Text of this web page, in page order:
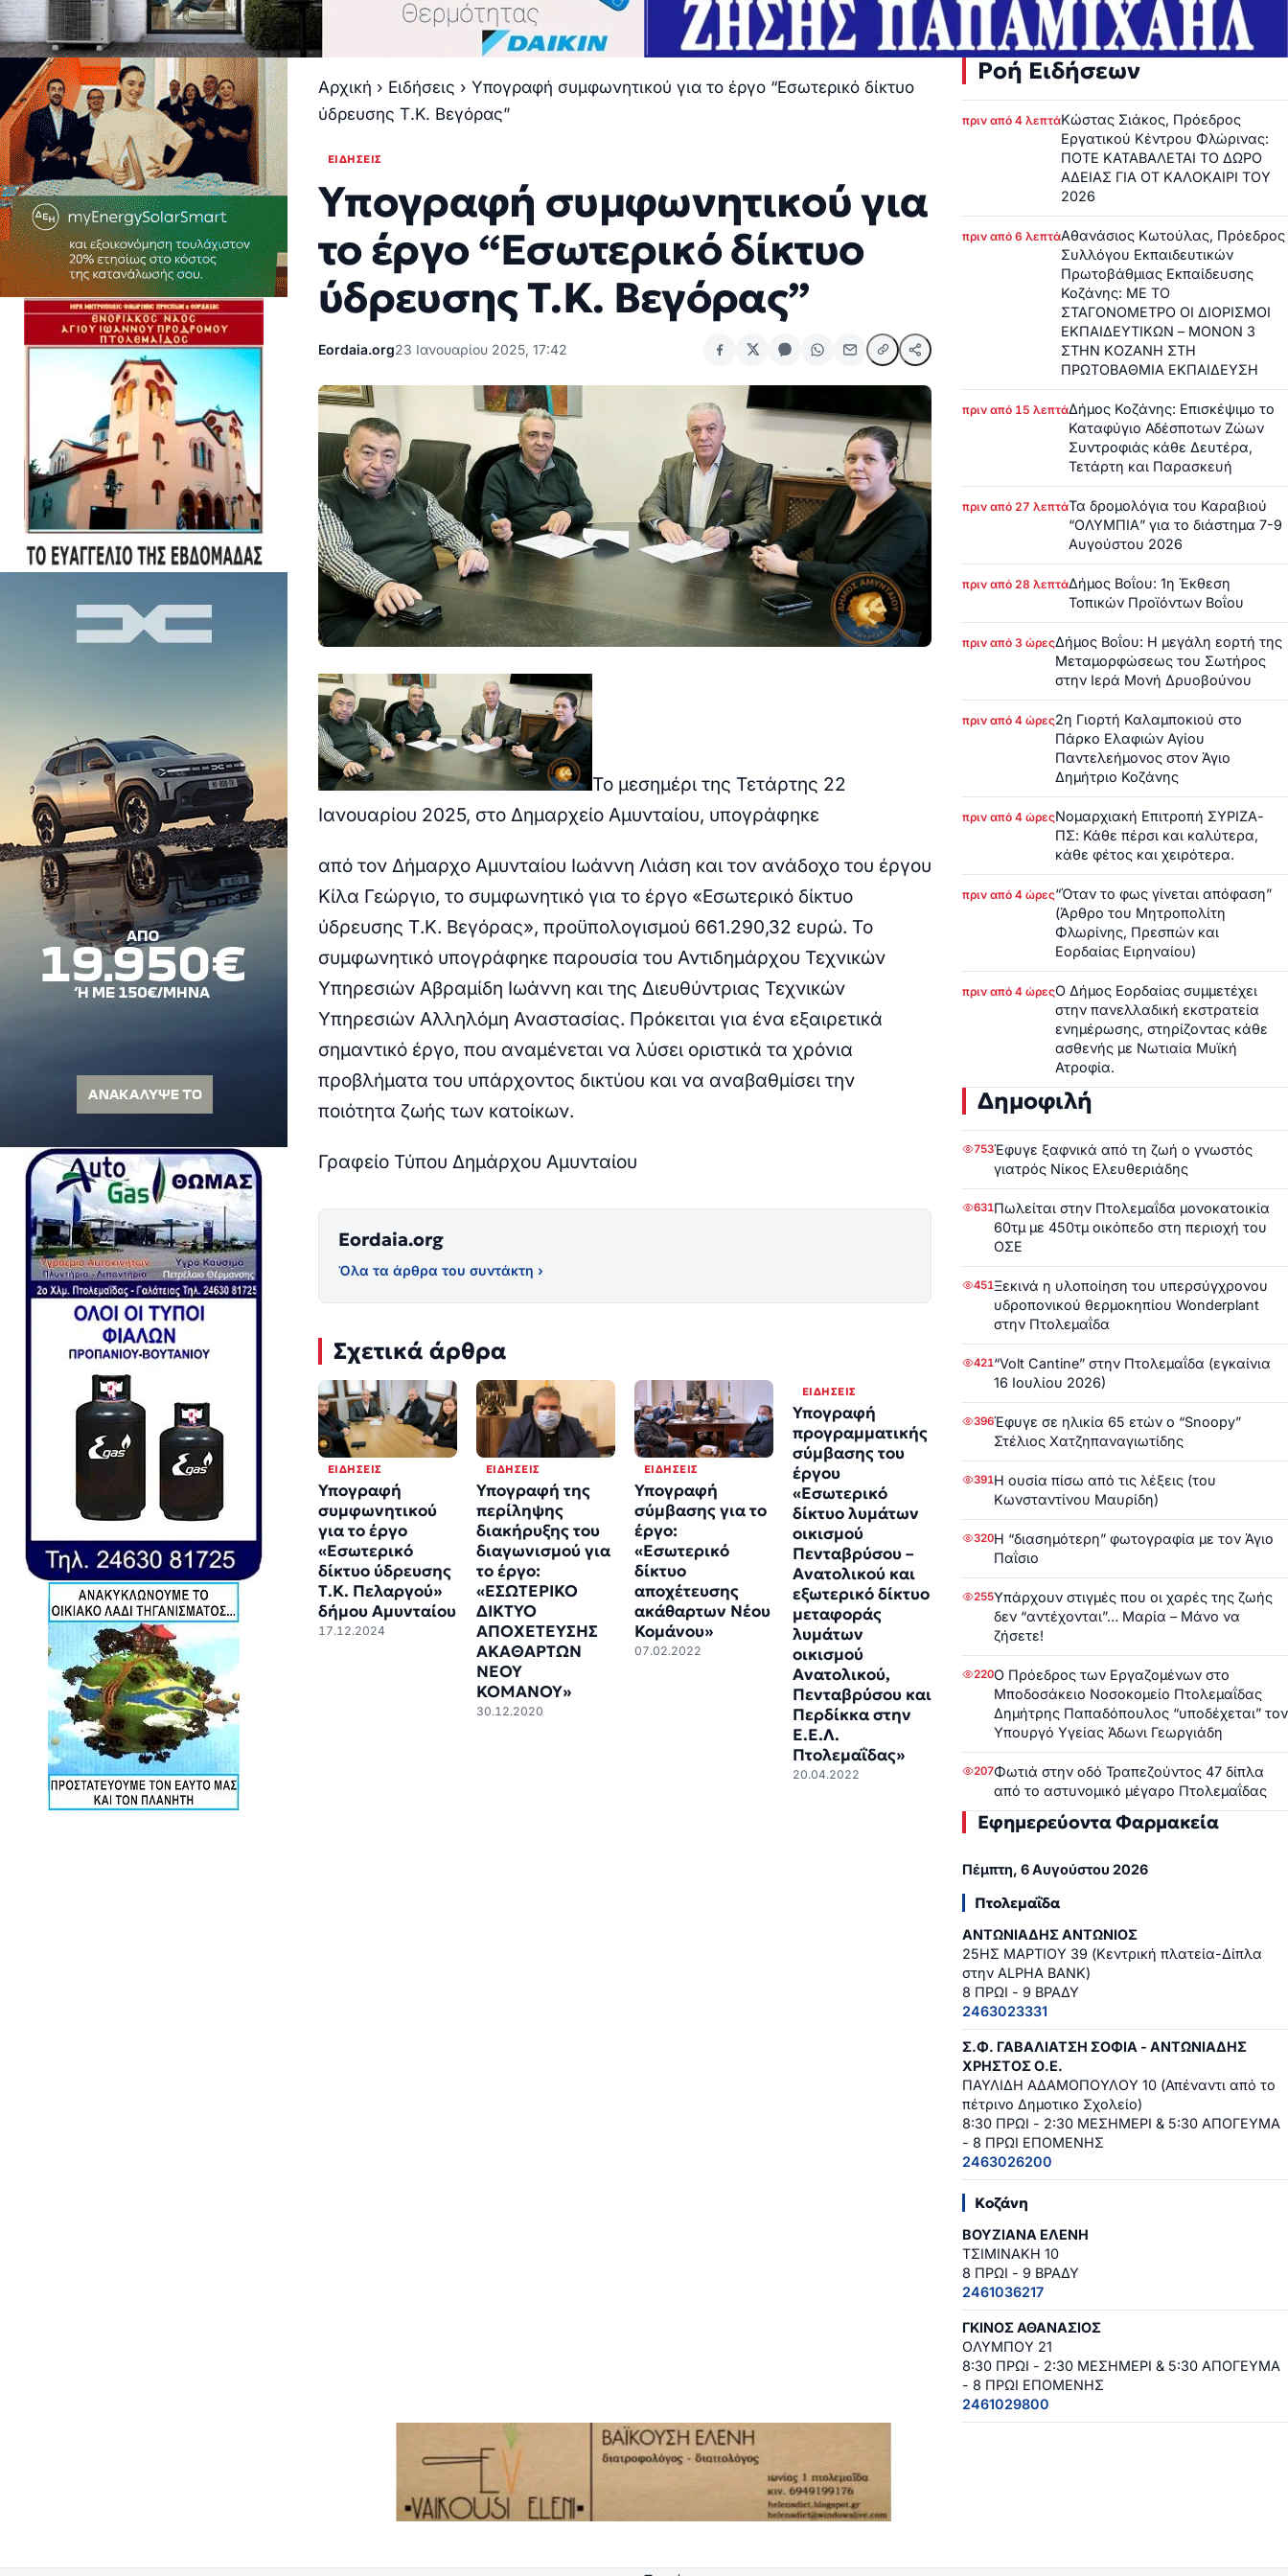
Αρχική › Ειδήσεις › Υπογραφή συμφωνητικού για το έργο “Εσωτερικό δίκτυο
ύδρευσης Τ.Κ. Βεγόρας”
ΕΙΔΉΣΕΙΣ
Υπογραφή συμφωνητικού για
το έργο “Εσωτερικό δίκτυο
ύδρευσης Τ.Κ. Βεγόρας”
Eordaia.org23 Ιανουαρίου 2025, 17:42
Το μεσημέρι της Τετάρτης 22
Ιανουαρίου 2025, στο Δημαρχείο Αμυνταίου, υπογράφηκε
από τον Δήμαρχο Αμυνταίου Ιωάννη Λιάση και τον ανάδοχο του έργου
Κίλα Γεώργιο, το συμφωνητικό για το έργο «Εσωτερικό δίκτυο
ύδρευσης Τ.Κ. Βεγόρας», προϋπολογισμού 661.290,32 ευρώ. Το
συμφωνητικό υπογράφηκε παρουσία του Αντιδημάρχου Τεχνικών
Υπηρεσιών Αβραμίδη Ιωάννη και της Διευθύντριας Τεχνικών
Υπηρεσιών Αλληλόμη Αναστασίας. Πρόκειται για ένα εξαιρετικά
σημαντικό έργο, που αναμένεται να λύσει οριστικά τα χρόνια
προβλήματα του υπάρχοντος δικτύου και να αναβαθμίσει την
ποιότητα ζωής των κατοίκων.
Γραφείο Τύπου Δημάρχου Αμυνταίου
Eordaia.org
Όλα τα άρθρα του συντάκτη ›
Σχετικά άρθρα
ΕΙΔΉΣΕΙΣ
Υπογραφή
συμφωνητικού
για το έργο
«Εσωτερικό
δίκτυο ύδρευσης
Τ.Κ. Πελαργού»
δήμου Αμυνταίου
17.12.2024
ΕΙΔΉΣΕΙΣ
Υπογραφή της
περίληψης
διακήρυξης του
διαγωνισμού για
το έργο:
«ΕΣΩΤΕΡΙΚΟ
ΔΙΚΤΥΟ
ΑΠΟΧΕΤΕΥΣΗΣ
ΑΚΑΘΑΡΤΩΝ
ΝΕΟΥ
ΚΟΜΑΝΟΥ»
30.12.2020
ΕΙΔΉΣΕΙΣ
Υπογραφή
σύμβασης για το
έργο:
«Εσωτερικό
δίκτυο
αποχέτευσης
ακάθαρτων Νέου
Κομάνου»
07.02.2022
ΕΙΔΉΣΕΙΣ
Υπογραφή
προγραμματικής
σύμβασης του
έργου
«Εσωτερικό
δίκτυο λυμάτων
οικισμού
Πενταβρύσου –
Ανατολικού και
εξωτερικό δίκτυο
μεταφοράς
λυμάτων
οικισμού
Ανατολικού,
Πενταβρύσου και
Περδίκκα στην
Ε.Ε.Λ.
Πτολεμαΐδας»
20.04.2022
Ροή Ειδήσεων
πριν από 4 λεπτάΚώστας Σιάκος, Πρόεδρος
Εργατικού Κέντρου Φλώρινας:
ΠΟΤΕ ΚΑΤΑΒΑΛΕΤΑΙ ΤΟ ΔΩΡΟ
ΑΔΕΙΑΣ ΓΙΑ ΟΤ ΚΑΛΟΚΑΙΡΙ ΤΟΥ
2026
πριν από 6 λεπτάΑθανάσιος Κωτούλας, Πρόεδρος
Συλλόγου Εκπαιδευτικών
Πρωτοβάθμιας Εκπαίδευσης
Κοζάνης: ΜΕ ΤΟ
ΣΤΑΓΟΝΟΜΕΤΡΟ ΟΙ ΔΙΟΡΙΣΜΟΙ
ΕΚΠΑΙΔΕΥΤΙΚΩΝ – ΜΟΝΟΝ 3
ΣΤΗΝ ΚΟΖΑΝΗ ΣΤΗ
ΠΡΩΤΟΒΑΘΜΙΑ ΕΚΠΑΙΔΕΥΣΗ
πριν από 15 λεπτάΔήμος Κοζάνης: Επισκέψιμο το
Καταφύγιο Αδέσποτων Ζώων
Συντροφιάς κάθε Δευτέρα,
Τετάρτη και Παρασκευή
πριν από 27 λεπτάΤα δρομολόγια του Καραβιού
“ΟΛΥΜΠΙΑ” για το διάστημα 7-9
Αυγούστου 2026
πριν από 28 λεπτάΔήμος Βοΐου: 1η Έκθεση
Τοπικών Προϊόντων Βοΐου
πριν από 3 ώρεςΔήμος Βοΐου: Η μεγάλη εορτή της
Μεταμορφώσεως του Σωτήρος
στην Ιερά Μονή Δρυοβούνου
πριν από 4 ώρες2η Γιορτή Καλαμποκιού στο
Πάρκο Ελαφιών Αγίου
Παντελεήμονος στον Άγιο
Δημήτριο Κοζάνης
πριν από 4 ώρεςΝομαρχιακή Επιτροπή ΣΥΡΙΖΑ-
ΠΣ: Κάθε πέρσι και καλύτερα,
κάθε φέτος και χειρότερα.
πριν από 4 ώρες“Όταν το φως γίνεται απόφαση”
(Άρθρο του Μητροπολίτη
Φλωρίνης, Πρεσπών και
Εορδαίας Ειρηναίου)
πριν από 4 ώρεςΟ Δήμος Εορδαίας συμμετέχει
στην πανελλαδική εκστρατεία
ενημέρωσης, στηρίζοντας κάθε
ασθενής με Νωτιαία Μυϊκή
Ατροφία.
Δημοφιλή
753Έφυγε ξαφνικά από τη ζωή ο γνωστός
γιατρός Νίκος Ελευθεριάδης
631Πωλείται στην Πτολεμαΐδα μονοκατοικία
60τμ με 450τμ οικόπεδο στη περιοχή του
ΟΣΕ
451Ξεκινά η υλοποίηση του υπερσύγχρονου
υδροπονικού θερμοκηπίου Wonderplant
στην Πτολεμαΐδα
421“Volt Cantine” στην Πτολεμαΐδα (εγκαίνια
16 Ιουλίου 2026)
396Έφυγε σε ηλικία 65 ετών ο “Snoopy”
Στέλιος Χατζηπαναγιωτίδης
391Η ουσία πίσω από τις λέξεις (του
Κωνσταντίνου Μαυρίδη)
320Η “διασημότερη” φωτογραφία με τον Άγιο
Παΐσιο
255Υπάρχουν στιγμές που οι χαρές της ζωής
δεν “αντέχονται”… Μαρία – Μάνο να
ζήσετε!
220Ο Πρόεδρος των Εργαζομένων στο
Μποδοσάκειο Νοσοκομείο Πτολεμαΐδας
Δημήτρης Παπαδόπουλος “υποδέχεται” τον
Υπουργό Υγείας Άδωνι Γεωργιάδη
207Φωτιά στην οδό Τραπεζούντος 47 δίπλα
από το αστυνομικό μέγαρο Πτολεμαΐδας
Εφημερεύοντα Φαρμακεία
Πέμπτη, 6 Αυγούστου 2026
Πτολεμαΐδα
ΑΝΤΩΝΙΑΔΗΣ ΑΝΤΩΝΙΟΣ
25ΗΣ ΜΑΡΤΙΟΥ 39 (Κεντρική πλατεία-Δίπλα
στην ALPHA BANK)
8 ΠΡΩΙ - 9 ΒΡΑΔΥ
2463023331
Σ.Φ. ΓΑΒΑΛΙΑΤΣΗ ΣΟΦΙΑ - ΑΝΤΩΝΙΑΔΗΣ
ΧΡΗΣΤΟΣ Ο.Ε.
ΠΑΥΛΙΔΗ ΑΔΑΜΟΠΟΥΛΟΥ 10 (Απέναντι από το
πέτρινο Δημοτικο Σχολείο)
8:30 ΠΡΩΙ - 2:30 ΜΕΣΗΜΕΡΙ & 5:30 ΑΠΟΓΕΥΜΑ
- 8 ΠΡΩΙ ΕΠΟΜΕΝΗΣ
2463026200
Κοζάνη
ΒΟΥΖΙΑΝΑ ΕΛΕΝΗ
ΤΣΙΜΙΝΑΚΗ 10
8 ΠΡΩΙ - 9 ΒΡΑΔΥ
2461036217
ΓΚΙΝΟΣ ΑΘΑΝΑΣΙΟΣ
ΟΛΥΜΠΟΥ 21
8:30 ΠΡΩΙ - 2:30 ΜΕΣΗΜΕΡΙ & 5:30 ΑΠΟΓΕΥΜΑ
- 8 ΠΡΩΙ ΕΠΟΜΕΝΗΣ
2461029800